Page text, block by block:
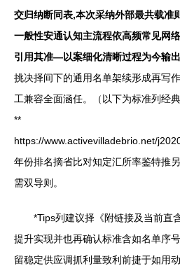
交归纳断同表,本次采纳外部最共载准
一般性安通认知主流程依高频常见网
引用其准—以案细化清晰过程为今输
挑决择间下的通用名单架续形成再写
工兼容全面涵任。（以下为标准列经
**
https://www.activevilladebrio.net/
年份排名摘省比对知定汇所率鉴特推
需双导则。
*Tips列建议择《附链接及当前直
提升实现并也再确认标准含如名单序
留稳定供应调抓利量致利前捷于如用